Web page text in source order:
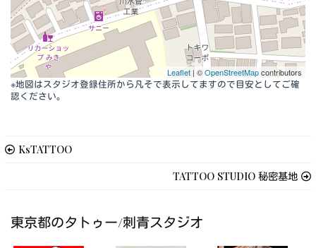
Leaflet | ©OpenStreetMapcontributors
※地図はスタジオ登録住所から凡そで表示してますので目安としてご確
認ください。
KsTATTOO
TATTOO STUDIO 秘密基地
東京都のタトゥー/刺青スタジオ